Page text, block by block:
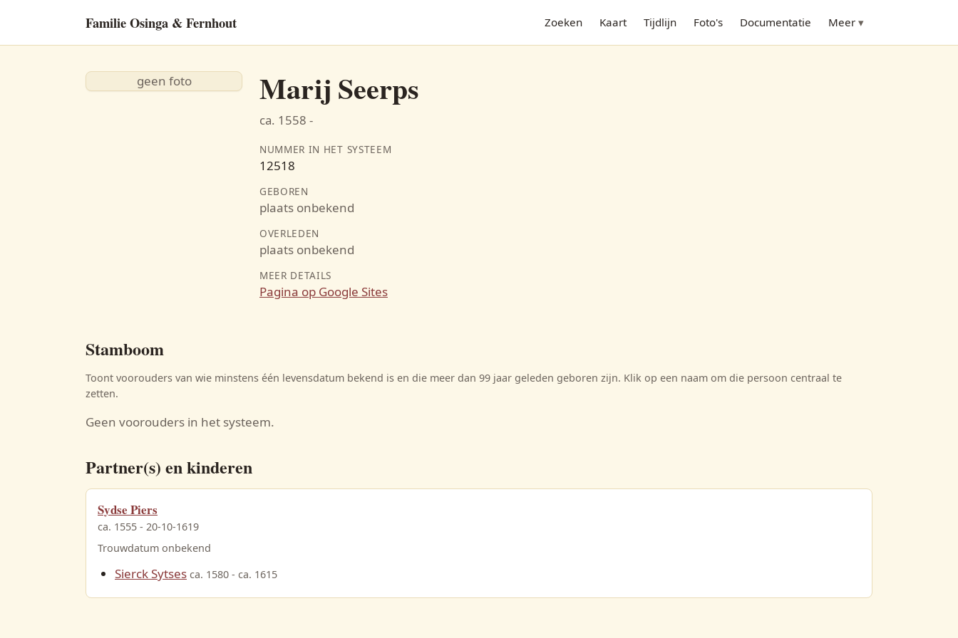
Familie Osinga & Fernhout Zoeken Kaart Tijdlijn Foto's Documentatie Meer
geen foto Marij Seerps
ca. 1558 -
NUMMER IN HET SYSTEEM
12518
GEBOREN
plaats onbekend
OVERLEDEN
plaats onbekend
MEER DETAILS
Pagina op Google Sites
Stamboom
Toont voorouders van wie minstens één levensdatum bekend is en die meer dan 99 jaar geleden geboren zijn. Klik op een naam om die persoon centraal te
zetten.
Geen voorouders in het systeem.
Partner(s) en kinderen
Sydse Piers
ca. 1555 - 20-10-1619
Trouwdatum onbekend
Sierck Sytses ca. 1580 - ca. 1615